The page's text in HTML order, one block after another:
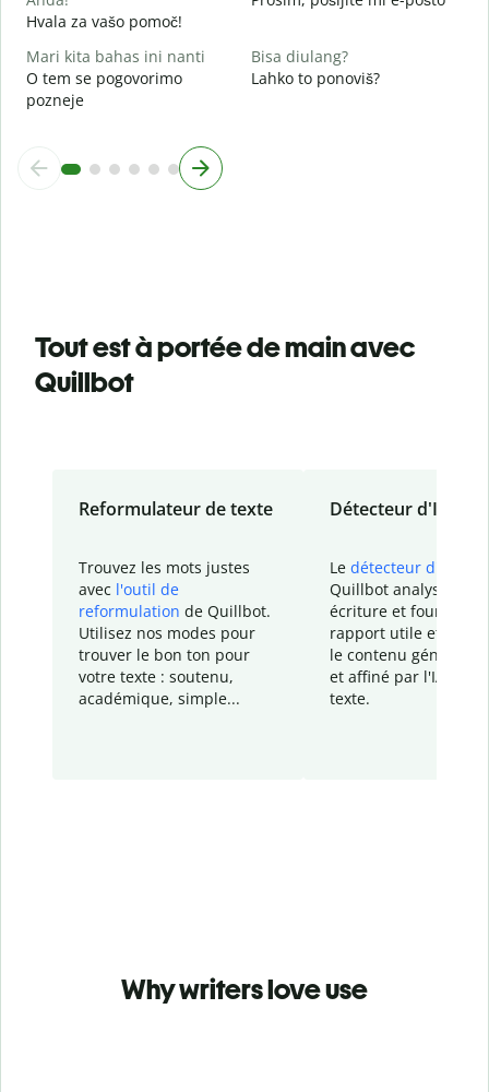
Hvala za vašo pomoč!
Mari kita bahas ini nanti
O tem se pogovorimo
pozneje
Bisa diulang?
Lahko to ponoviš?
Tout est à portée de main avec
Quillbot
Reformulateur de texte
Trouvez les mots justes
avec l'outil de
reformulation de Quillbot.
Utilisez nos modes pour
trouver le bon ton pour
votre texte : soutenu,
académique, simple...
Détecteur d'IA
Le détecteur d'IA
Quillbot analyse votre
écriture et fournit un
rapport utile et
le contenu généré
et affiné par l'IA
texte.
Why writers love use